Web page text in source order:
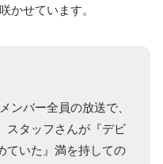
かせています。
ンバー全員の放送で、
スタッフさんが『デビ
ていた』満を持しての